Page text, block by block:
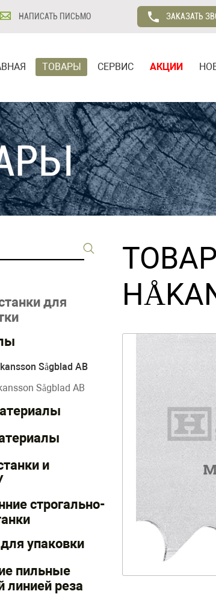
НАПИСАТЬ ПИСЬМО ЗАКАЗАТЬ
ТОВАРЫ СЕРВИС АКЦИИ
для
Sågblad AB
Sågblad AB
и
строгально-
упаковки
пильные
линией реза